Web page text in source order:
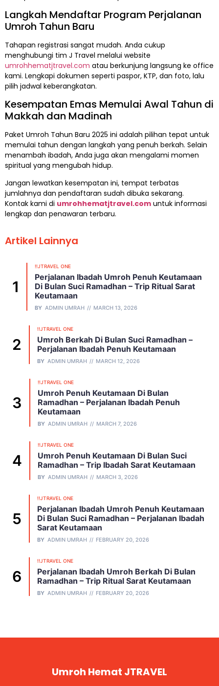
Langkah Mendaftar Program Perjalanan
Umroh Tahun Baru
Tahapan registrasi sangat mudah. Anda cukup
menghubungi tim J Travel melalui website
umrohhematjtravel.com atau berkunjung langsung ke office
kami. Lengkapi dokumen seperti paspor, KTP, dan foto, lalu
pilih jadwal keberangkatan.
Kesempatan Emas Memulai Awal Tahun di
Makkah dan Madinah
Paket Umroh Tahun Baru 2025 ini adalah pilihan tepat untuk
memulai tahun dengan langkah yang penuh berkah. Selain
menambah ibadah, Anda juga akan mengalami momen
spiritual yang mengubah hidup.
Jangan lewatkan kesempatan ini, tempat terbatas
jumlahnya dan pendaftaran sudah dibuka sekarang.
Kontak kami di umrohhematjtravel.com untuk informasi
lengkap dan penawaran terbaru.
Artikel Lainnya
!!JTRAVEL ONE
Perjalanan Ibadah Umroh Penuh Keutamaan
Di Bulan Suci Ramadhan – Trip Ritual Sarat
Keutamaan
BY ADMIN UMRAH MARCH 13, 2026
!!JTRAVEL ONE
Umroh Berkah Di Bulan Suci Ramadhan –
Perjalanan Ibadah Penuh Keutamaan
BY ADMIN UMRAH MARCH 12, 2026
!!JTRAVEL ONE
Umroh Penuh Keutamaan Di Bulan
Ramadhan – Perjalanan Ibadah Penuh
Keutamaan
BY ADMIN UMRAH MARCH 7, 2026
!!JTRAVEL ONE
Umroh Penuh Keutamaan Di Bulan Suci
Ramadhan – Trip Ibadah Sarat Keutamaan
BY ADMIN UMRAH MARCH 3, 2026
!!JTRAVEL ONE
Perjalanan Ibadah Umroh Penuh Keutamaan
Di Bulan Suci Ramadhan – Perjalanan Ibadah
Sarat Keutamaan
BY ADMIN UMRAH FEBRUARY 20, 2026
!!JTRAVEL ONE
Perjalanan Ibadah Umroh Berkah Di Bulan
Ramadhan – Trip Ritual Sarat Keutamaan
BY ADMIN UMRAH FEBRUARY 20, 2026
Umroh Hemat JTRAVEL